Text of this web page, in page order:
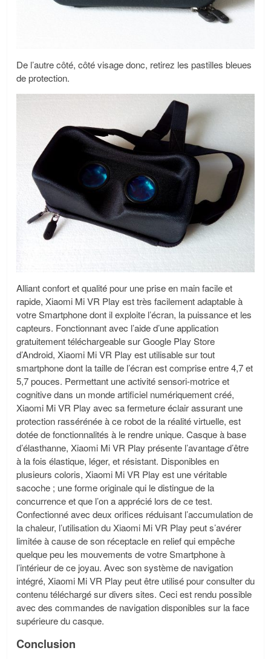
De l’autre côté, côté visage donc, retirez les pastilles bleues
de protection.
Alliant confort et qualité pour une prise en main facile et
rapide, Xiaomi Mi VR Play est très facilement adaptable à
votre Smartphone dont il exploite l’écran, la puissance et les
capteurs. Fonctionnant avec l’aide d’une application
gratuitement téléchargeable sur Google Play Store
d’Android, Xiaomi Mi VR Play est utilisable sur tout
smartphone dont la taille de l’écran est comprise entre 4,7 et
5,7 pouces. Permettant une activité sensori-motrice et
cognitive dans un monde artificiel numériquement créé,
Xiaomi Mi VR Play avec sa fermeture éclair assurant une
protection rassérénée à ce robot de la réalité virtuelle, est
dotée de fonctionnalités à le rendre unique. Casque à base
d’élasthanne, Xiaomi Mi VR Play présente l’avantage d’être
à la fois élastique, léger, et résistant. Disponibles en
plusieurs coloris, Xiaomi Mi VR Play est une véritable
sacoche ; une forme originale qui le distingue de la
concurrence et que l’on a apprécié lors de ce test.
Confectionné avec deux orifices réduisant l’accumulation de
la chaleur, l’utilisation du Xiaomi Mi VR Play peut s’avérer
limitée à cause de son réceptacle en relief qui empêche
quelque peu les mouvements de votre Smartphone à
l’intérieur de ce joyau. Avec son système de navigation
intégré, Xiaomi Mi VR Play peut être utilisé pour consulter du
contenu téléchargé sur divers sites. Ceci est rendu possible
avec des commandes de navigation disponibles sur la face
supérieure du casque.
Conclusion